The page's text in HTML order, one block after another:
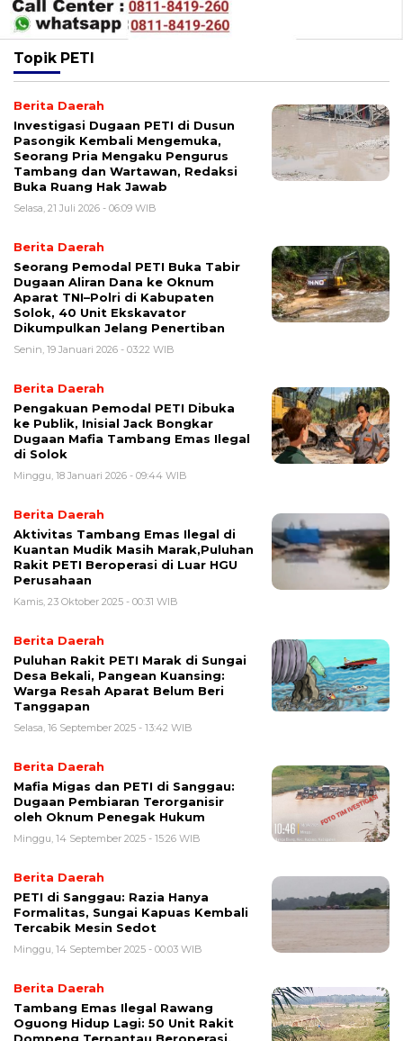
Topik PETI
Berita Daerah
Investigasi Dugaan PETI di Dusun
Pasongik Kembali Mengemuka,
Seorang Pria Mengaku Pengurus
Tambang dan Wartawan, Redaksi
Buka Ruang Hak Jawab
Selasa, 21 Juli 2026 - 06:09 WIB
Berita Daerah
Seorang Pemodal PETI Buka Tabir
Dugaan Aliran Dana ke Oknum
Aparat TNI–Polri di Kabupaten
Solok, 40 Unit Ekskavator
Dikumpulkan Jelang Penertiban
Senin, 19 Januari 2026 - 03:22 WIB
Berita Daerah
Pengakuan Pemodal PETI Dibuka
ke Publik, Inisial Jack Bongkar
Dugaan Mafia Tambang Emas Ilegal
di Solok
Minggu, 18 Januari 2026 - 09:44 WIB
Berita Daerah
Aktivitas Tambang Emas Ilegal di
Kuantan Mudik Masih Marak,Puluhan
Rakit PETI Beroperasi di Luar HGU
Perusahaan
Kamis, 23 Oktober 2025 - 00:31 WIB
Berita Daerah
Puluhan Rakit PETI Marak di Sungai
Desa Bekali, Pangean Kuansing:
Warga Resah Aparat Belum Beri
Tanggapan
Selasa, 16 September 2025 - 13:42 WIB
Berita Daerah
Mafia Migas dan PETI di Sanggau:
Dugaan Pembiaran Terorganisir
oleh Oknum Penegak Hukum
Minggu, 14 September 2025 - 15:26 WIB
Berita Daerah
PETI di Sanggau: Razia Hanya
Formalitas, Sungai Kapuas Kembali
Tercabik Mesin Sedot
Minggu, 14 September 2025 - 00:03 WIB
Berita Daerah
Tambang Emas Ilegal Rawang
Oguong Hidup Lagi: 50 Unit Rakit